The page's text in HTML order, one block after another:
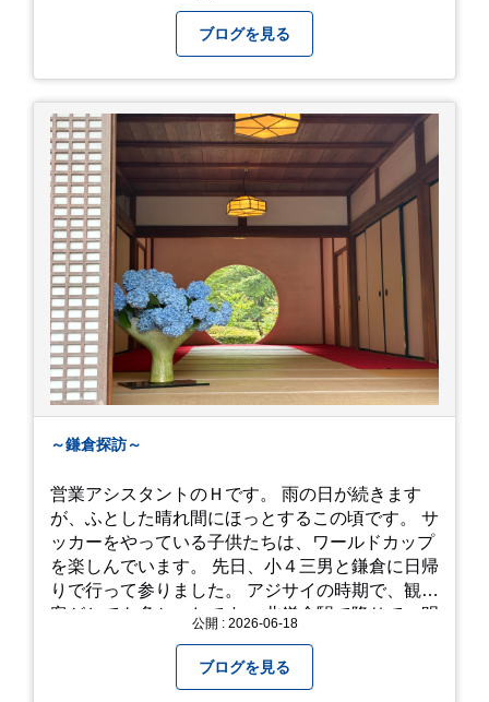
ブログを見る
～鎌倉探訪～
営業アシスタントのＨです。 雨の日が続きます
が、ふとした晴れ間にほっとするこの頃です。 サ
ッカーをやっている子供たちは、ワールドカップ
を楽しんでいます。 先日、小４三男と鎌倉に日帰
りで行って参りました。 アジサイの時期で、観光
客がとても多かったです。 北鎌倉駅で降りて、明
器を購入⇒お昼ご飯⇒鶴岡八幡宮⇒江ノ電で大仏
へ。 江ノ島は時間切れで断念！ 明月院のアジサ
公開 : 2026-06-18
ブログを見る